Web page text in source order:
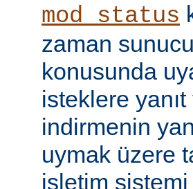
mod_status
zaman
konusunda
isteklere
indirmenin
uymak üzere
işletim